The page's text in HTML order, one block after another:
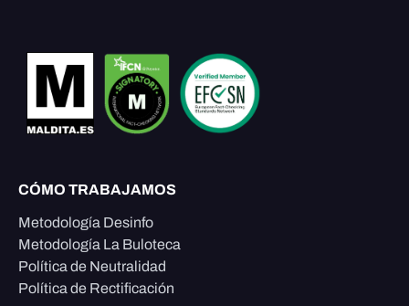
CÓMO TRABAJAMOS
Metodología Desinfo
Metodología La Buloteca
Política de Neutralidad
Política de Rectificación